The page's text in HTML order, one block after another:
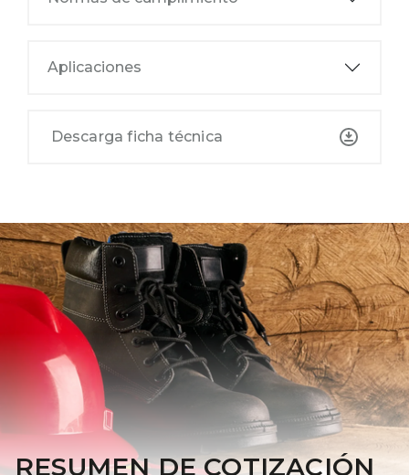
Aplicaciones
Descarga ficha técnica
RESUMEN DE COTIZACIÓN